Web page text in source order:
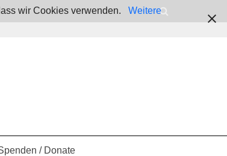
/ Donate
wir Cookies verwenden.
Weitere